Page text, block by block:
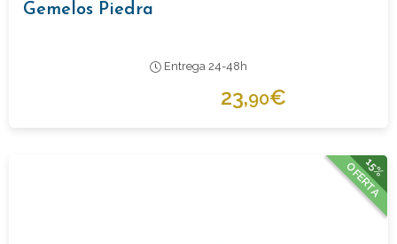
Gemelos Piedra
Entrega 24-48h
23,90€
15%
OFERTA